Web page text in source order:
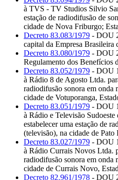
à TVS - TV Studios Silvio
estação de radiodifusão de
cidade de Nova Friburgo;
Decreto 83.083/1979 - DOU
capital da Empresa Brasileira
Decreto 83.080/1979 - DOU
Regulamento dos Benefícios
Decreto 83.052/1979 - DOU
à Rádio 8 de Agosto Ltda.
radiodifusão sonora em onda
cidade de Votuporanga,
Decreto 83.051/1979 - DOU
à Rádio e Televisão Sudoeste
estabelecer uma estação de
(televisão), na cidade de Pato
Decreto 83.027/1979 - DOU
à Rádio Currais Novos Ltda.
radiodifusão sonora em onda
cidade de Currais Novo,
Decreto 82.961/1978 - DOU